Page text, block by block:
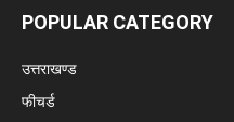
POPULAR CATEGORY
उत्तराखण्ड
फीचर्ड